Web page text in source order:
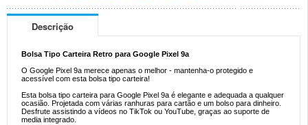
Descrição
Bolsa Tipo Carteira Retro para Google Pixel 9a
O Google Pixel 9a merece apenas o melhor - mantenha-o protegido e
acessível com esta bolsa tipo carteira!
Esta bolsa tipo carteira para Google Pixel 9a é elegante e adequada a qualquer
ocasião. Projetada com várias ranhuras para cartão e um bolso para dinheiro.
Desfrute assistindo a vídeos no TikTok ou YouTube, graças ao suporte de
media integrado.